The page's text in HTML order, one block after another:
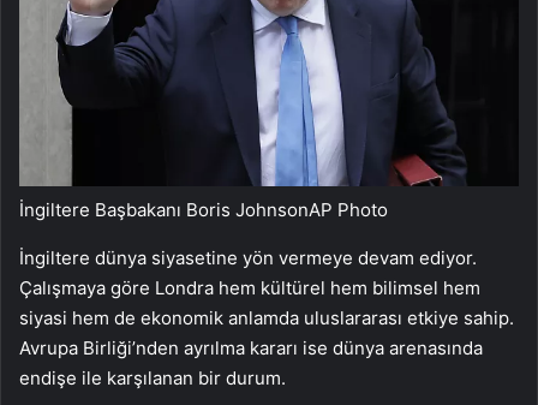
İngiltere Başbakanı Boris JohnsonAP Photo
İngiltere dünya siyasetine yön vermeye devam ediyor.
Çalışmaya göre Londra hem kültürel hem bilimsel hem
siyasi hem de ekonomik anlamda uluslararası etkiye sahip.
Avrupa Birliği’nden ayrılma kararı ise dünya arenasında
endişe ile karşılanan bir durum.